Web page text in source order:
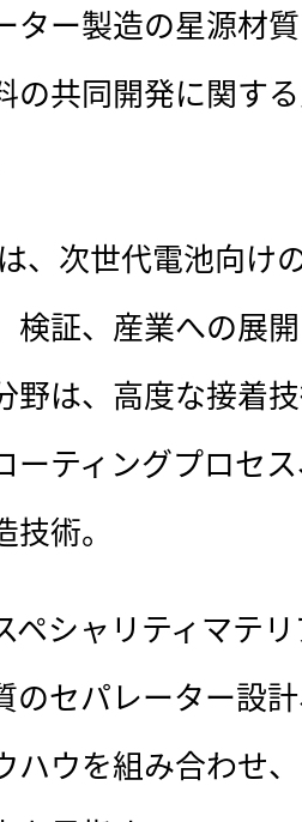
ター製造の星源材
の共同開発に関す
、次世代電池向け
検証、産業への展
野は、高度な接着
ーティングプロセ
術。
シャリティマテ
のセパレーター設
ハウを組み合わせ